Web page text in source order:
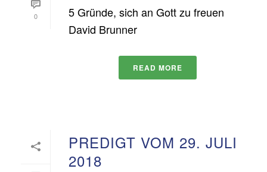
0
5 Gründe, sich an Gott zu freuen
David Brunner
READ MORE
PREDIGT VOM 29. JULI
2018